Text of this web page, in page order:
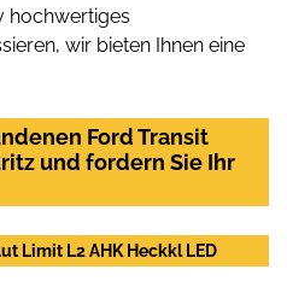
hochwertiges
wir bieten Ihnen eine
Ford Transit
und fordern Sie Ihr
Limit L2 AHK Heckkl LED